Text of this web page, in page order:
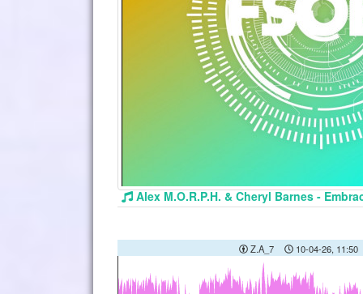
Alex M.O.R.P.H. & Cheryl Barnes -
Z.A_7 10-04-26, 11:50